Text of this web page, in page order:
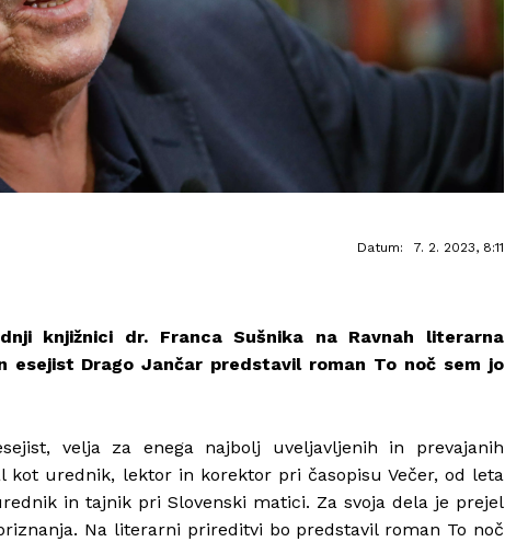
Datum: 7. 2. 2023, 8:11
knjižnici dr. Franca Sušnika na Ravnah literarna
Drago Jančar predstavil roman To noč sem jo
velja za enega najbolj uveljavljenih in prevajanih
kot urednik, lektor in korektor pri časopisu Večer, od leta
in tajnik pri Slovenski matici. Za svoja dela je prejel
Na literarni prireditvi bo predstavil roman To noč